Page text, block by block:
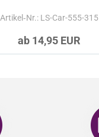
Artikel‑Nr.: LS-Car-555-315
ab 14,95 EUR